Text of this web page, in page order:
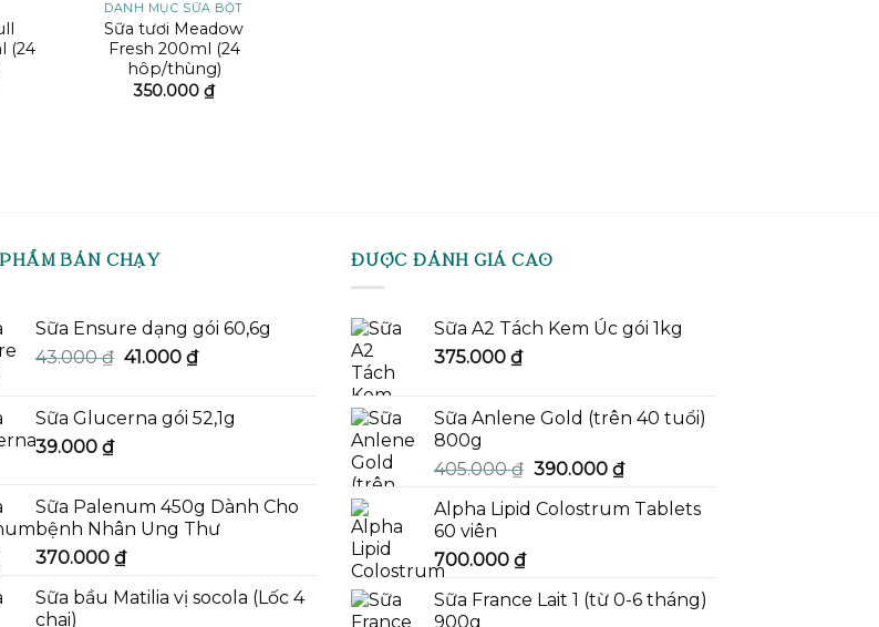
(24
DANH MỤC SỮA BỘT
Sữa tươi Meadow
Fresh 200ml (24
hôp/thùng)
350.000 ₫
BÁN CHẠY
Sữa Ensure dạng gói 60,6g
43.000₫ Giá
43.000 ₫.
41.000 ₫Giá
là:
Sữa Glucerna gói 52,1g
39.000 ₫
Sữa Palenum 450g Dành Cho
bệnh Nhân Ung Thư
370.000 ₫
Sữa bầu Matilia vị socola (Lốc 4
chai)
ĐƯỢC ĐÁNH GIÁ CAO
Sữa A2 Tách Kem Úc gói 1kg
375.000 ₫
Sữa Anlene Gold (trên 40 tuổi)
800g
405.000₫ Giá
là:
390.000 ₫Giá
tại
Alpha Lipid Colostrum Tablets
60 viên
700.000 ₫
Sữa France Lait 1 (từ 0-6 tháng)
900g